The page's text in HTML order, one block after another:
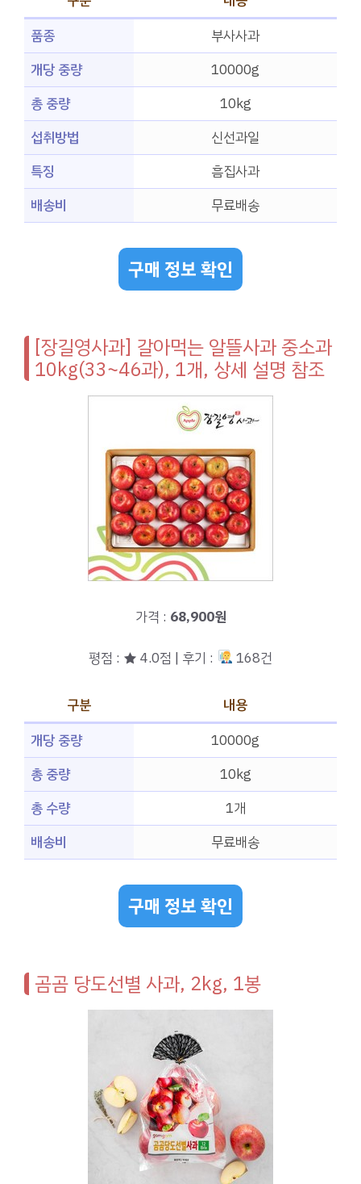
품종
부사사과
개당 중량
10000g
총 중량
10kg
섭취방법
신선과일
특징
흠집사과
배송비
무료배송
구매 정보 확인
[장길영사과] 갈아먹는 알뜰사과 중소과
10kg(33~46과), 1개, 상세 설명 참조
가격 : 68,900원
평점 : ★ 4.0점 | 후기 : 168건
구분
내용
개당 중량
10000g
총 중량
10kg
총 수량
1개
배송비
무료배송
구매 정보 확인
곰곰 당도선별 사과, 2kg, 1봉